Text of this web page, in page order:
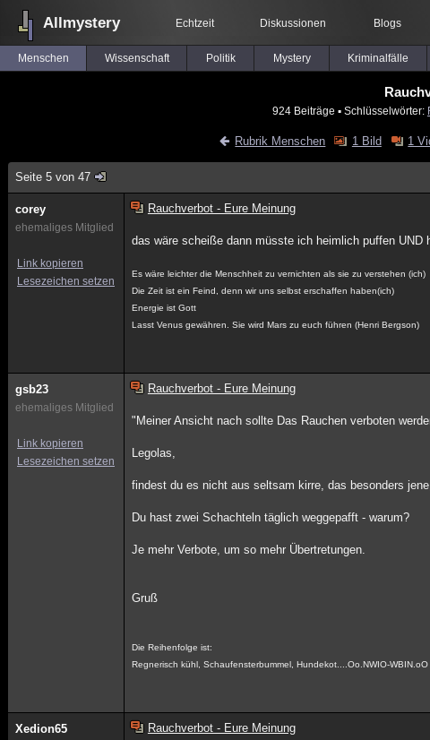
Allmystery Echtzeit Diskussionen Blogs
Menschen Wissenschaft Politik Mystery Kriminalfälle
924 Beiträge ▪ Schlüsselwörter:
Rubrik Menschen 1 Bild 1
Seite 5 von 47
corey
ehemaliges Mitglied
Link kopieren
Lesezeichen setzen
Rauchverbot - Eure Meinung
das wäre scheiße dann müsste ich heimlich puffen UND
Es wäre leichter die Menschheit zu vernichten als sie zu verstehen (ich)
Die Zeit ist ein Feind, denn wir uns selbst erschaffen haben(ich)
Energie ist Gott
Lasst Venus gewähren. Sie wird Mars zu euch führen (Henri Bergson)
gsb23
ehemaliges Mitglied
Link kopieren
Lesezeichen setzen
Rauchverbot - Eure Meinung
"Meiner Ansicht nach sollte Das Rauchen verboten
Legolas,
findest du es nicht aus seltsam kirre, das besonders
Du hast zwei Schachteln täglich weggepafft - warum?
Je mehr Verbote, um so mehr Übertretungen.
Gruß
Die Reihenfolge ist:
Regnerisch kühl, Schaufensterbummel, Hundekot....Oo.NWIO-WBIN.oO
Xedion65 Rauchverbot - Eure Meinung